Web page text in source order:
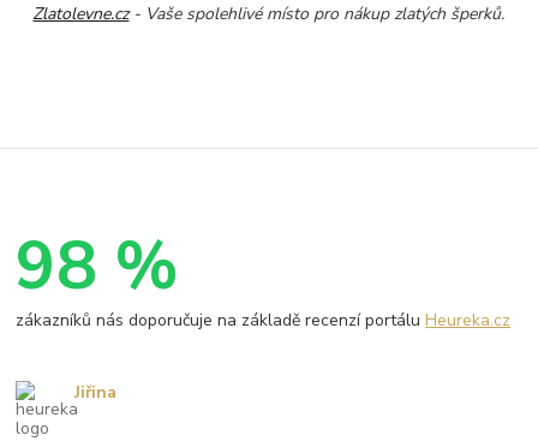
Zlatolevne.cz- Vaše spolehlivé místo pro nákup zlatých šperků.
98 %
zákazníků nás doporučuje na základě recenzí portáluHeureka.cz
Jiřina